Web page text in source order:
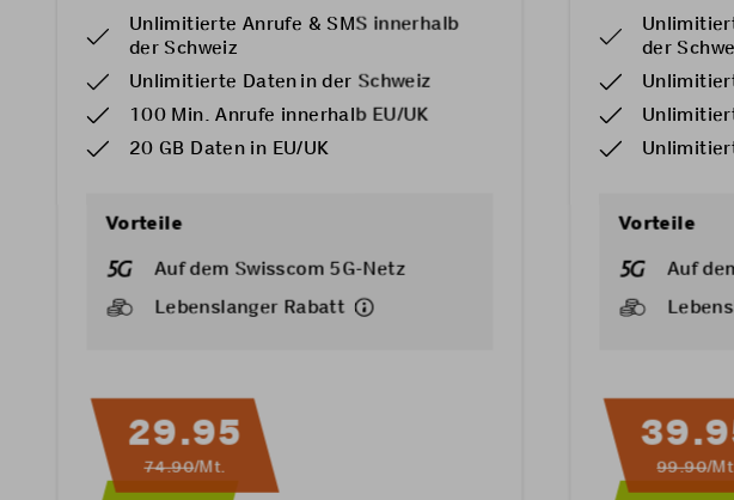
Unlimitierte Anrufe & SMS innerhalb
der Schweiz
Unlimitierte Daten in der Schweiz
100 Min. Anrufe innerhalb EU/UK
20 GB Daten in EU/UK
Vorteile
Auf dem Swisscom 5G-Netz
Lebenslanger Rabatt
29.95
74.90/Mt.
der
Vorteile
Auf
99.90/